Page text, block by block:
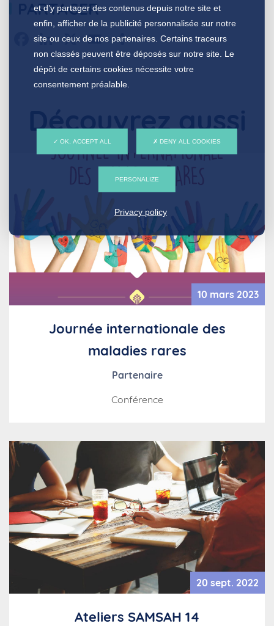
PARTAGER
Facebook
LinkedIn
X EmailPartager
Découvrez aussi
10 mars 2023
Journée internationale des
maladies rares
Partenaire
Conférence
20 sept. 2022
Ateliers SAMSAH 14
et d’y partager des contenus depuis notre site et
enfin, afficher de la publicité personnalisée sur notre
site ou ceux de nos partenaires. Certains traceurs
non classés peuvent être déposés sur notre site. Le
dépôt de certains cookies nécessite votre
consentement préalable.
OK, ACCEPT ALL DENY ALL COOKIES
PERSONALIZE
Privacy policy